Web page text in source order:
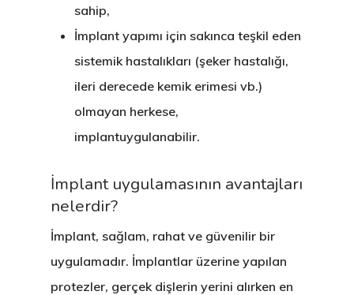
sahip,
İmplant yapımı için sakınca teşkil eden
sistemik hastalıkları (şeker hastalığı,
ileri derecede kemik erimesi vb.)
olmayan herkese,
implantuygulanabilir.
İmplant uygulamasının avantajları
nelerdir?
İmplant, sağlam, rahat ve güvenilir bir
uygulamadır. İmplantlar üzerine yapılan
protezler, gerçek dişlerin yerini alırken en